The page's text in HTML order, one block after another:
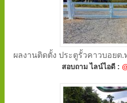
ผลงานติดตั้ง ประตูรั้วคาวบอยต
สอบถาม ไลน์ไอดี :